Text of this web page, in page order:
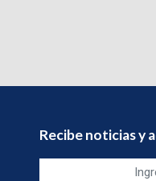
Recibe noticias y